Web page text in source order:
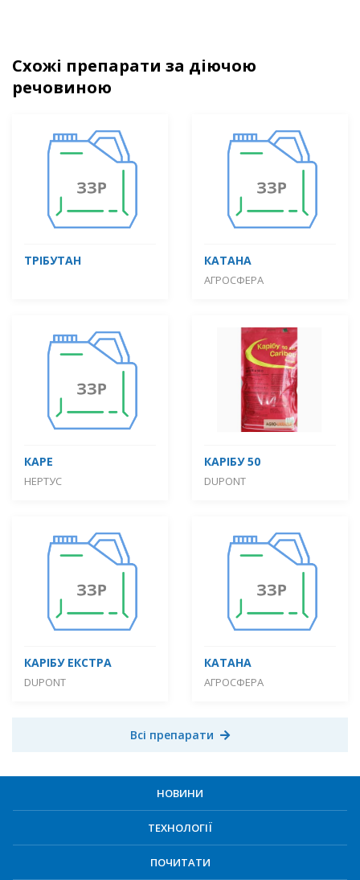
Схожі препарати за діючою
речовиною
ТРІБУТАН КАТАНА
АГРОСФЕРА
КАРЕ
НЕРТУС
КАРІБУ 50
DUPONT
КАРІБУ ЕКСТРА
DUPONT
КАТАНА
АГРОСФЕРА
Всі препарати
НОВИНИ
ТЕХНОЛОГІЇ
ПОЧИТАТИ